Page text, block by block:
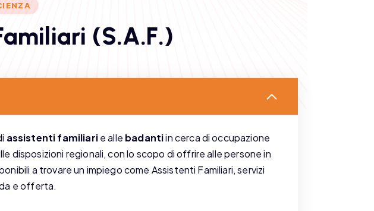
ami iari (S.A.F.)
assistenti familiarie alle badantiin cerca di occupazione
regionali, con lo scopo di offrire alle persone in
a trovare un impiego come Assistenti Familiari, servizi
e offerta.